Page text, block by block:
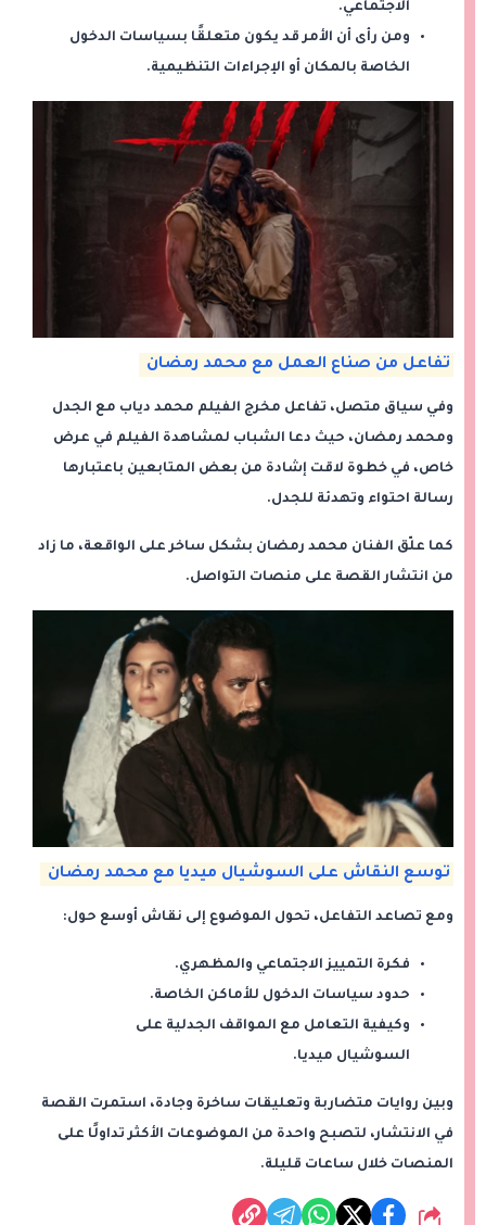
الاجتماعي.
ومن رأى أن الأمر قد يكون متعلقًا بسياسات الدخول
الخاصة بالمكان أو الإجراءات التنظيمية.
تفاعل من صناع العمل مع محمد رمضان
وفي سياق متصل، تفاعل مخرج الفيلم محمد دياب مع الجدل
ومحمد رمضان، حيث دعا الشباب لمشاهدة الفيلم في عرض
خاص، في خطوة لاقت إشادة من بعض المتابعين باعتبارها
رسالة احتواء وتهدئة للجدل.
كما علّق الفنان محمد رمضان بشكل ساخر على الواقعة، ما زاد
من انتشار القصة على منصات التواصل.
توسع النقاش على السوشيال ميديا مع محمد رمضان
ومع تصاعد التفاعل، تحول الموضوع إلى نقاش أوسع حول:
فكرة التمييز الاجتماعي والمظهري.
حدود سياسات الدخول للأماكن الخاصة.
وكيفية التعامل مع المواقف الجدلية على
السوشيال ميديا.
وبين روايات متضاربة وتعليقات ساخرة وجادة، استمرت القصة
في الانتشار، لتصبح واحدة من الموضوعات الأكثر تداولًا على
المنصات خلال ساعات قليلة.
شارك